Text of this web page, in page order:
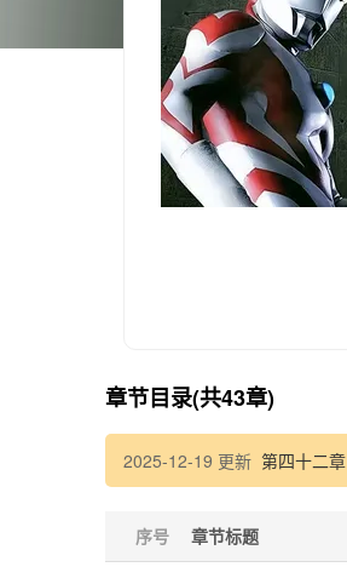
章节目录(共43章)
2025-12-19 更新 第四十二章
序号 章节标题